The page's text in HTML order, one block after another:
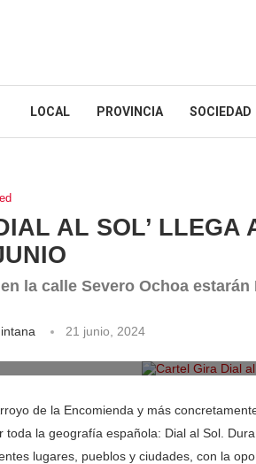
LOCAL PROVINCIA SOCIEDAD
AL SOL’ LLEGA
la calle Severo Ochoa
21 junio, 2024
de la Encomienda y más
toda la geografía española: Dial al Sol.
lugares, pueblos y ciudades, con la